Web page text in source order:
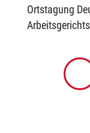
Ortstagung